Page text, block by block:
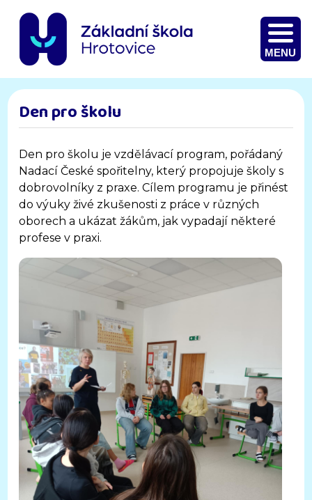
MENU
Den pro školu
Den pro školu je vzdělávací program, pořádaný
Nadací České spořitelny, který propojuje školy s
dobrovolníky z praxe. Cílem programu je přinést
do výuky živé zkušenosti z práce v různých
oborech a ukázat žákům, jak vypadají některé
profese v praxi.